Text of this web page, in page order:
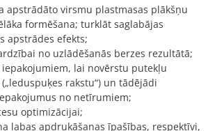
apstrādāto virsmu plastmasas plākšņu
formēšana; turklāt saglabājas
apstrādes efekts;
no uzlādēšanās berzes rezultātā;
iepakojumiem, lai novērstu putekļu
rakstu“) un tādējādi
no netīrumiem;
optimizācijai;
labas apdrukāšanas īpašības, respektīvi,